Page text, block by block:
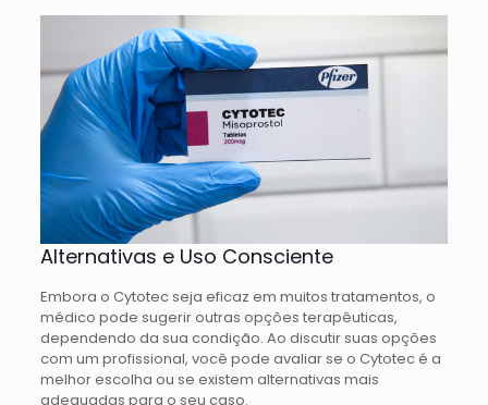
Alternativas e Uso Consciente
Embora o Cytotec seja eficaz em muitos tratamentos, o
médico pode sugerir outras opções terapêuticas,
dependendo da sua condição. Ao discutir suas opções
com um profissional, você pode avaliar se o Cytotec é a
melhor escolha ou se existem alternativas mais
adequadas para o seu caso.